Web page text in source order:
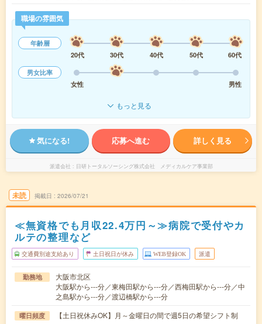
職場の雰囲気
年齢層
20代
30代 40代 50代
60代
男女比率
女性
男性
もっと見る
気になる! 応募へ進む 詳しく見る
派遣会社 日研トータルソーシング株式会社 メディカルケア事業部
未読 掲載日 2026/07/21
≪無資格でも月収22.4万円～≫病院で受付やカ
ルテの整理など
交通費別途支給あり 土日祝日が休み WEB登録OK 派遣
勤務地
大阪市北区
大阪駅から---分／東梅田駅から---分／西梅田駅から---分／中
之島駅から---分／渡辺橋駅から---分
曜日頻度 【土日祝休みOK】月～金曜日の間で週5日の希望シフト制